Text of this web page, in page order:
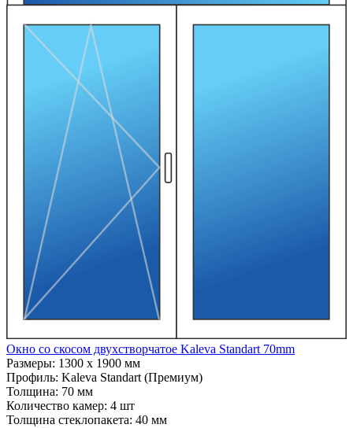
Окно со скосом двухстворчатое Kaleva Standart 70mm
Размеры: 1300 x 1900 мм
Профиль: Kaleva Standart (Премиум)
Толщина: 70 мм
Количество камер: 4 шт
Толщина стеклопакета: 40 мм